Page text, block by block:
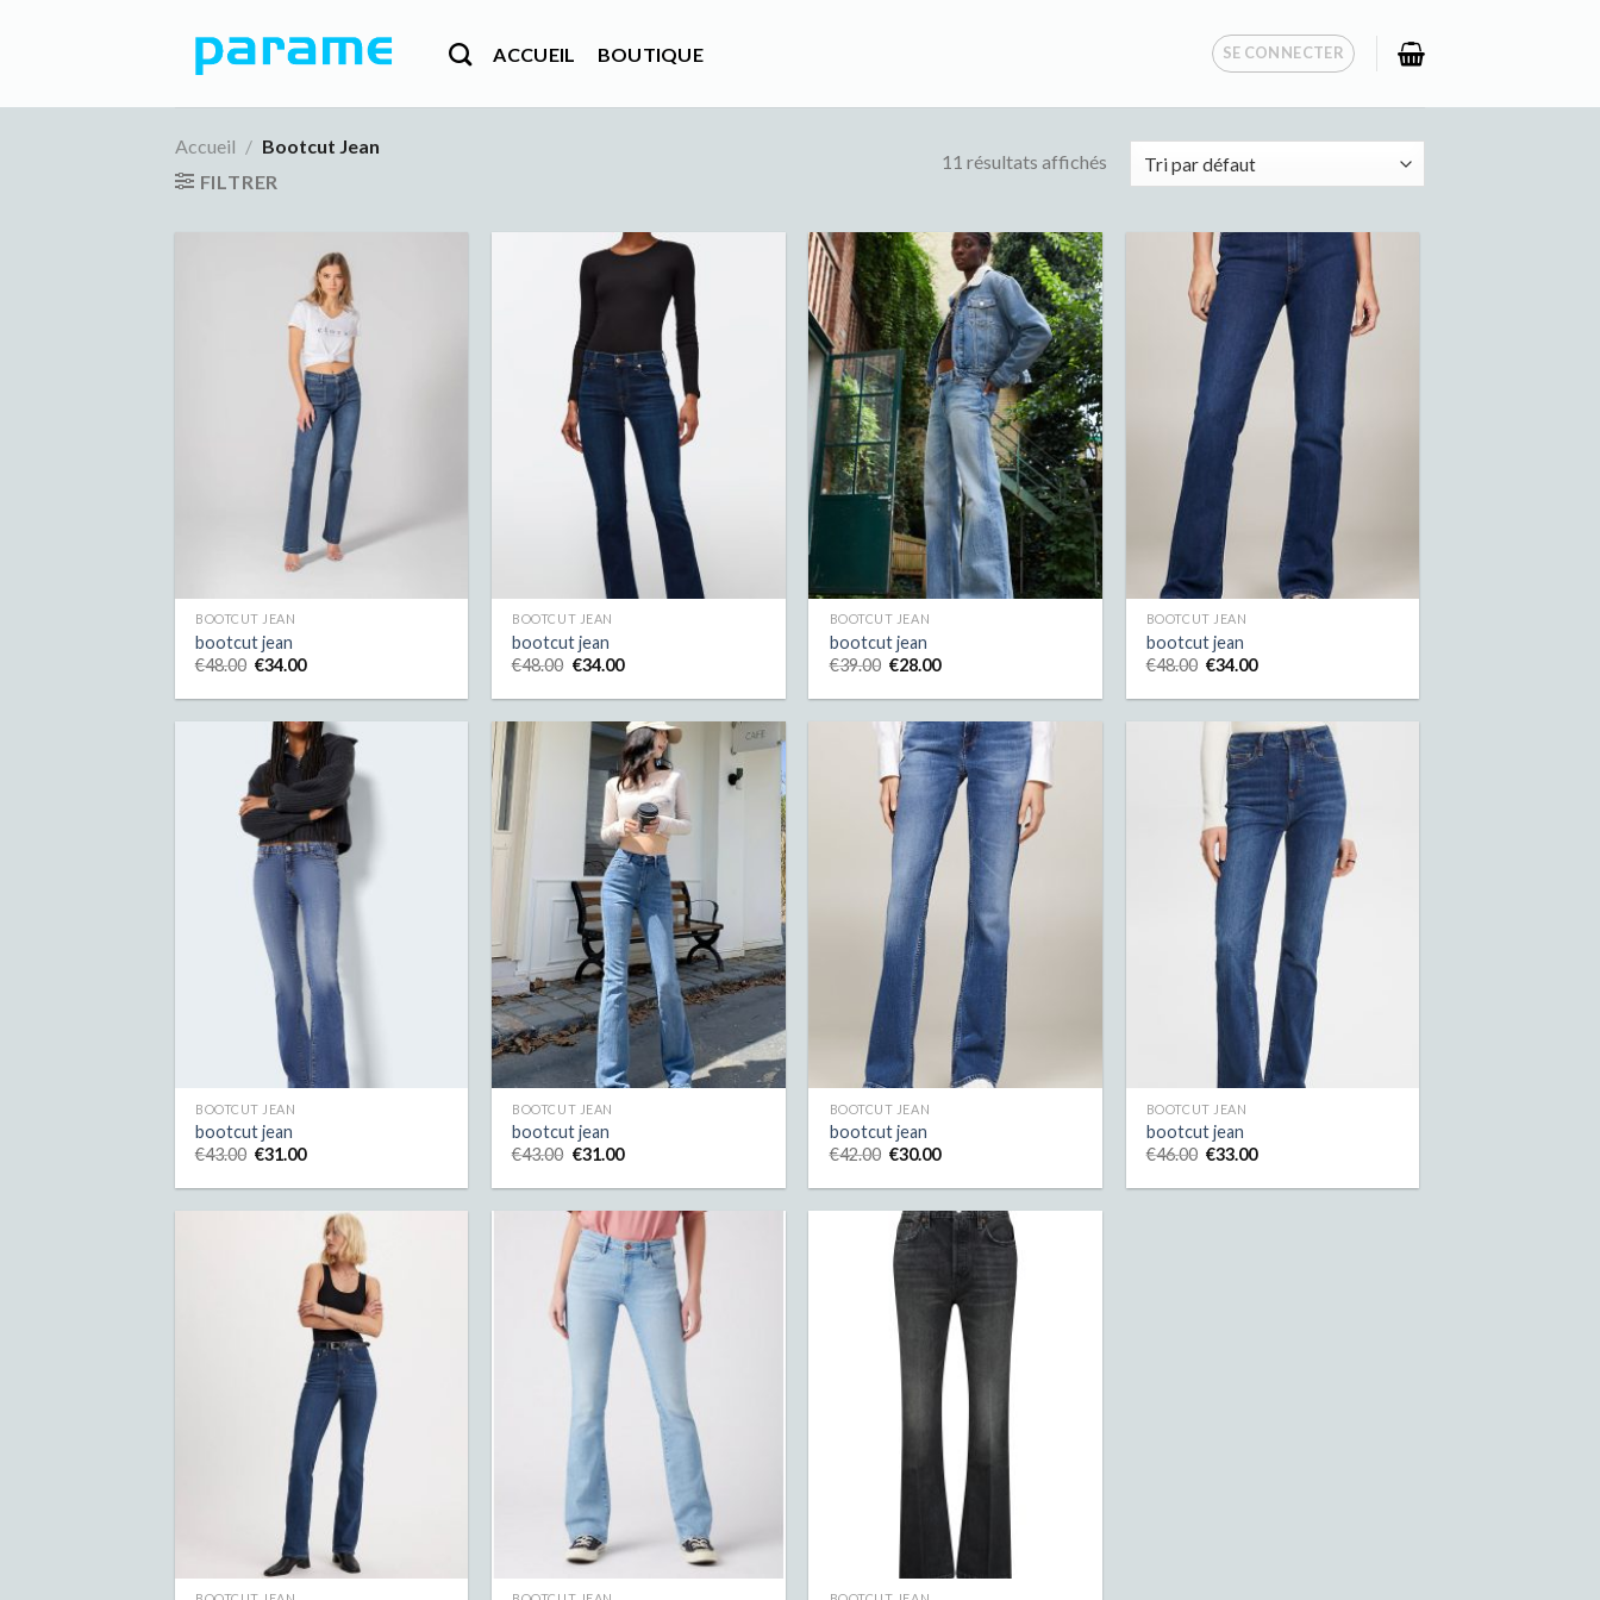
ACCUEIL BOUTIQUE SE CONNECTER
Accueil / Bootcut Jean
FILTRER
11 résultats affichés
BOOTCUT JEAN
bootcut jean
€48.00 €34.00
BOOTCUT JEAN
bootcut jean
€48.00 €34.00
BOOTCUT JEAN
bootcut jean
€39.00 €28.00
BOOTCUT JEAN
bootcut jean
€48.00 €34.00
BOOTCUT JEAN
bootcut jean
€43.00 €31.00
BOOTCUT JEAN
bootcut jean
€43.00 €31.00
BOOTCUT JEAN
bootcut jean
€42.00 €30.00
BOOTCUT JEAN
bootcut jean
€46.00 €33.00